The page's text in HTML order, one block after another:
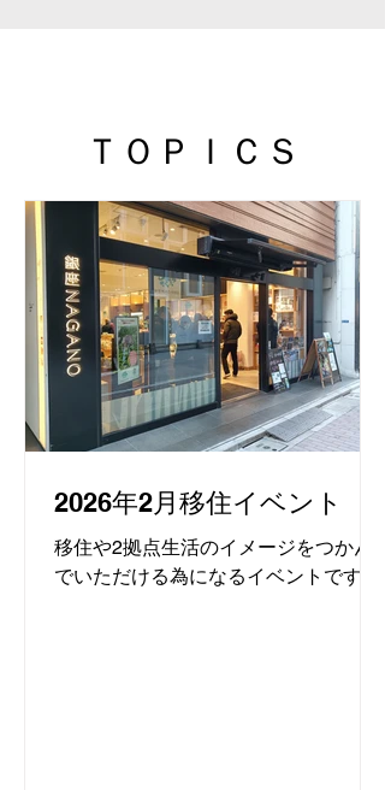
ＴＯＰＩＣＳ
2026年2月移住イベント
移住や2拠点生活のイメージをつかん
でいただける為になるイベントです